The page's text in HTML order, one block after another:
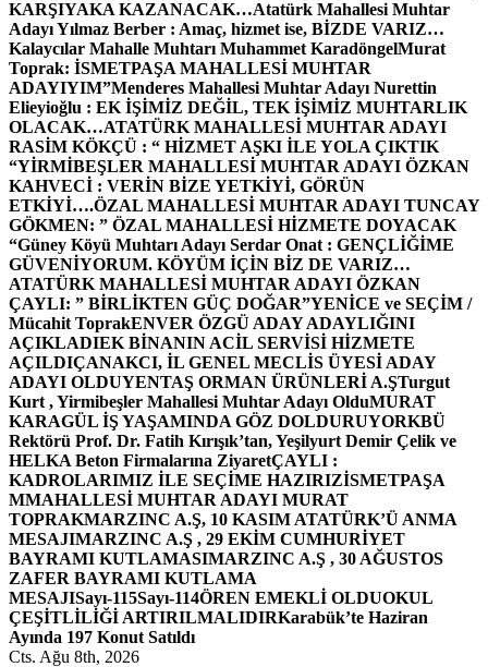
KARŞIYAKA KAZANACAK…Atatürk Mahallesi Muhtar
Adayı Yılmaz Berber : Amaç, hizmet ise, BİZDE VARIZ…
Kalaycılar Mahalle Muhtarı Muhammet KaradöngelMurat
Toprak: İSMETPAŞA MAHALLESİ MUHTAR
ADAYIYIM”Menderes Mahallesi Muhtar Adayı Nurettin
Elieyioğlu : EK İŞİMİZ DEĞİL, TEK İŞİMİZ MUHTARLIK
OLACAK…ATATÜRK MAHALLESİ MUHTAR ADAYI
RASİM KÖKÇÜ : “ HİZMET AŞKI İLE YOLA ÇIKTIK
“YİRMİBEŞLER MAHALLESİ MUHTAR ADAYI ÖZKAN
KAHVECİ : VERİN BİZE YETKİYİ, GÖRÜN
ETKİYİ….ÖZAL MAHALLESİ MUHTAR ADAYI TUNCAY
GÖKMEN: ” ÖZAL MAHALLESİ HİZMETE DOYACAK
“Güney Köyü Muhtarı Adayı Serdar Onat : GENÇLİĞİME
GÜVENİYORUM. KÖYÜM İÇİN BİZ DE VARIZ…
ATATÜRK MAHALLESİ MUHTAR ADAYI ÖZKAN
ÇAYLI: ” BİRLİKTEN GÜÇ DOĞAR”YENİCE ve SEÇİM /
Mücahit ToprakENVER ÖZGÜ ADAY ADAYLIĞINI
AÇIKLADIEK BİNANIN ACİL SERVİSİ HİZMETE
AÇILDIÇANAKCI, İL GENEL MECLİS ÜYESİ ADAY
ADAYI OLDUYENTAŞ ORMAN ÜRÜNLERİ A.ŞTurgut
Kurt , Yirmibeşler Mahallesi Muhtar Adayı OlduMURAT
KARAGÜL İŞ YAŞAMINDA GÖZ DOLDURUYORKBÜ
Rektörü Prof. Dr. Fatih Kırışık’tan, Yeşilyurt Demir Çelik ve
HELKA Beton Firmalarına ZiyaretÇAYLI :
KADROLARIMIZ İLE SEÇİME HAZIRIZİSMETPAŞA
MMAHALLESİ MUHTAR ADAYI MURAT
TOPRAKMARZINC A.Ş, 10 KASIM ATATÜRK’Ü ANMA
MESAJIMARZINC A.Ş , 29 EKİM CUMHURİYET
BAYRAMI KUTLAMASIMARZINC A.Ş , 30 AĞUSTOS
ZAFER BAYRAMI KUTLAMA
MESAJISayı-115Sayı-114ÖREN EMEKLİ OLDUOKUL
ÇEŞİTLİLİĞİ ARTIRILMALIDIRKarabük’te Haziran
Ayında 197 Konut Satıldı
Cts. Ağu 8th, 2026